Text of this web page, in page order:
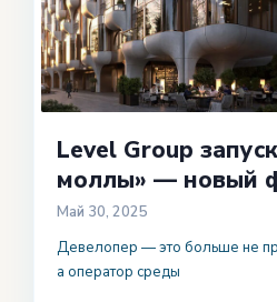
Level Group
моллы» — новый
Май 30, 2025
Девелопер — это больше не
а оператор среды